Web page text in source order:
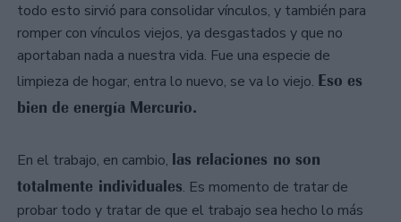
todo esto sirvió para consolidar vínculos, y también para
romper con vínculos viejos, ya desgastados y que no
aportaban nada a nuestra vida. Fue una especie de
limpieza de hogar, entra lo nuevo, se va lo viejo. Eso es
bien de energía Mercurio.
En el trabajo, en cambio, las relaciones no son
totalmente individuales. Es momento de tratar de
probar todo y tratar de que el trabajo sea hecho lo más